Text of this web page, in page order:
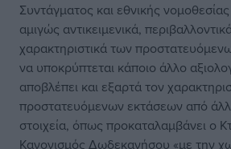
Συντάγματος και εθνικής
αμιγώς αντικειμενικά,
χαρακτηριστικά των
να υποκρύπτεται κάποιο άλλο
αποβλέπει και εξαρτά τον
προστατευόμενων εκτάσεων από
στοιχεία, όπως προκαταλαμβάνει ο
Κανονισμός Δωδεκανήσου «με την